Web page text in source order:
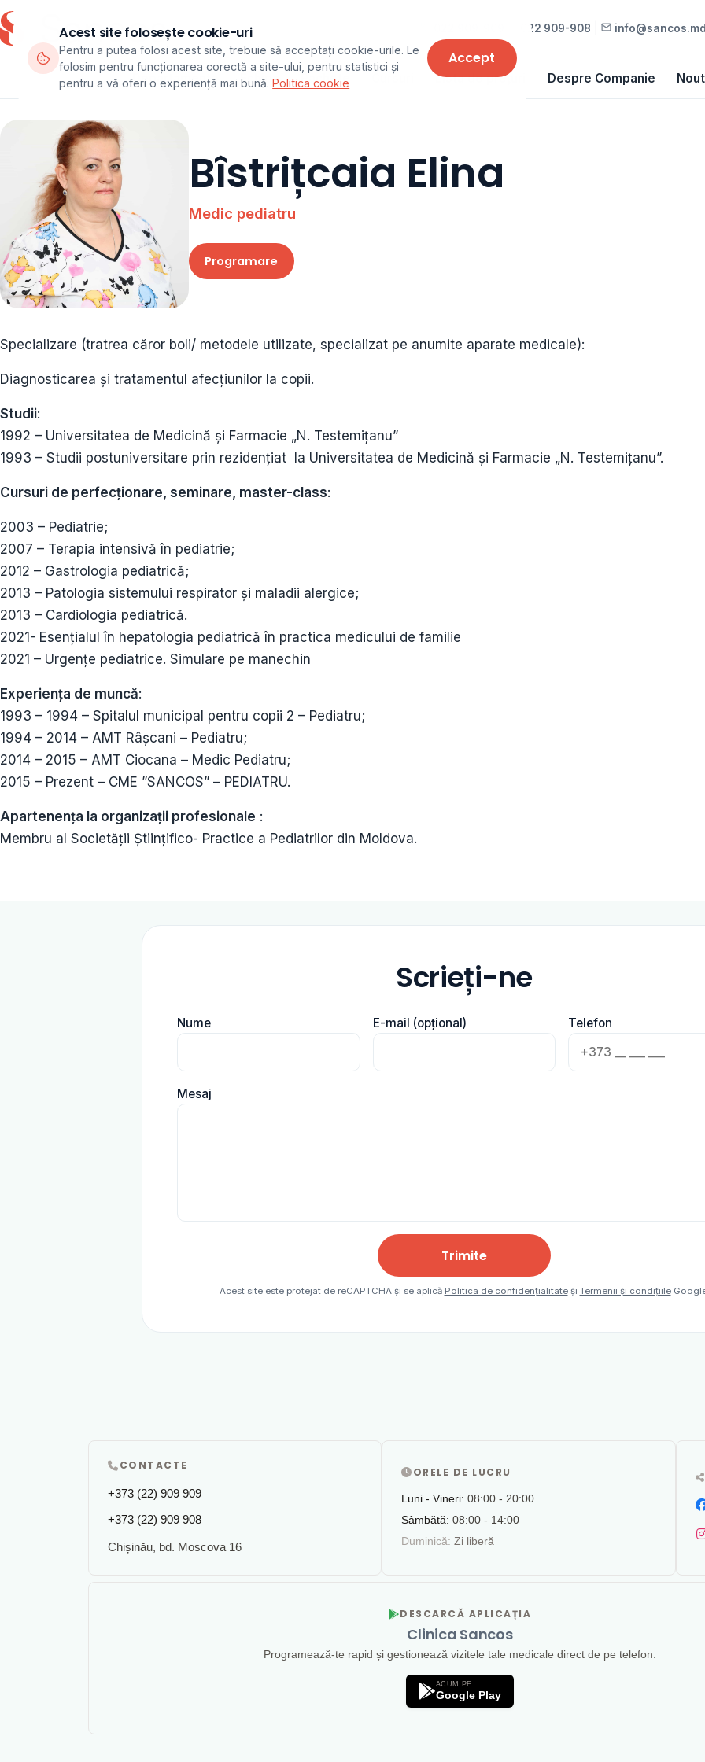
022 909-908
Departamente Echipa Pachete Cursuri Lista de prețuri Despre Companie
Bîstrițcaia Elina
Medic pediatru
Programare
Specializare (tratrea căror boli/ metodele utilizate, specializat pe anumite aparate medicale):
Diagnosticarea și tratamentul afecțiunilor la copii.
Studii:
1992 – Universitatea de Medicină și Farmacie „N. Testemițanu”
1993 – Studii postuniversitare prin rezidențiat la Universitatea de Medicină și Farmacie „N. Testemițanu”.
Cursuri de perfecționare, seminare, master-class:
2003 – Pediatrie;
2007 – Terapia intensivă în pediatrie;
2012 – Gastrologia pediatrică;
2013 – Patologia sistemului respirator și maladii alergice;
2013 – Cardiologia pediatrică.
2021- Esențialul în hepatologia pediatrică în practica medicului de familie
2021 – Urgențe pediatrice. Simulare pe manechin
Experiența de muncă:
1993 – 1994 – Spitalul municipal pentru copii 2 – Pediatru;
1994 – 2014 – AMT Râșcani – Pediatru;
2014 – 2015 – AMT Ciocana – Medic Pediatru;
2015 – Prezent – CME ”SANCOS” – PEDIATRU.
Apartenența la organizații profesionale :
Membru al Societății Științifico- Practice a Pediatrilor din Moldova.
Scrieți-ne
Nume E-mail (opțional) Telefon
Mesaj
Trimite
Acest site este protejat de reCAPTCHA și se aplică Politica de confidențialitateși Termenii și condițiile
CONTACTE
+373 (22) 909 909
+373 (22) 909 908
Chișinău, bd. Moscova 16
ORELE DE LUCRU
Luni - Vineri: 08:00 - 20:00
Sâmbătă: 08:00 - 14:00
Duminică: Zi liberă
DESCARCĂ APLICAȚIA
Clinica Sancos
Programează-te rapid și gestionează vizitele tale medicale direct de pe telefon.
ACUM PE
Google Play
Acest site folosește cookie-uri
Pentru a putea folosi acest site, trebuie să acceptați cookie-urile. Le
folosim pentru funcționarea corectă a site-ului, pentru statistici și
pentru a vă oferi o experiență mai bună.Politica cookie
Accept